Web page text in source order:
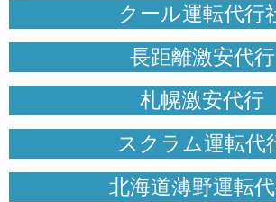
クール運転代行
長距離激安代行
札幌激安代行
スクラム運転代
北海道薄野運転